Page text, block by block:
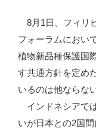
8月1日、フィリ
フォーラムにおい
植物新品種保護国
す共通方針を定め
いるのは他ならな
インドネシアで
いが日本との2国